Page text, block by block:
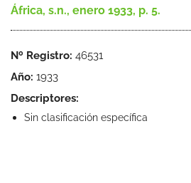
África, s.n., enero 1933, p. 5.
Nº Registro: 46531
Año: 1933
Descriptores:
Sin clasificación específica